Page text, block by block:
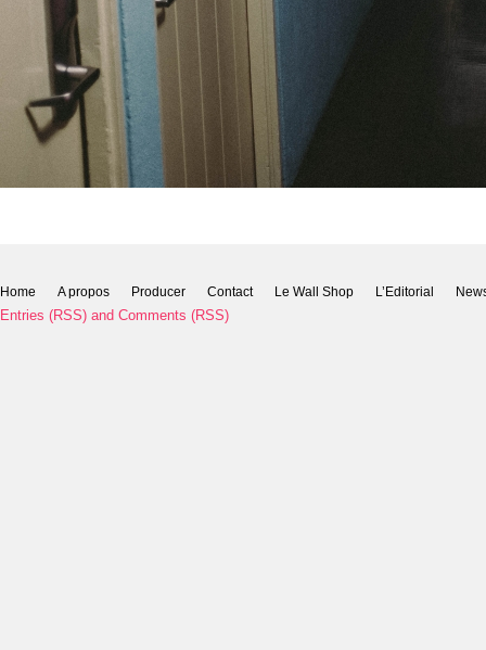
Home A propos Producer Contact Le Wall Shop L’Editorial
Entries (RSS) and Comments (RSS)